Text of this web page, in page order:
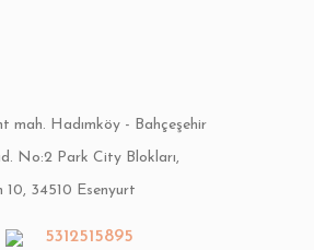
mah. Hadımköy - Bahçeşehir
No:2 Park City Blokları,
10, 34510 Esenyurt
5312515895